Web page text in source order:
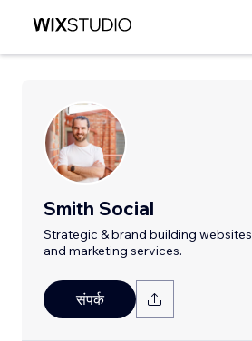
Smith Social
Strategic & brand building websites
and marketing services.
संपर्क